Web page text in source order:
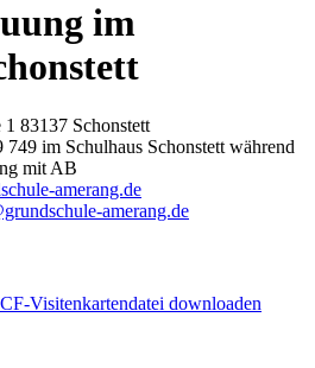
im
83137 Schonstett
749 im Schulhaus Schonstett während
mit AB
amerang.de
amerang.de
Visitenkartendatei downloaden